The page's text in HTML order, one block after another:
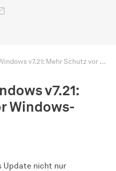
AdGuard für Windows v7.21: Mehr Schutz vor Windows-Tracking
v7.21:
Windows-
Update nicht nur